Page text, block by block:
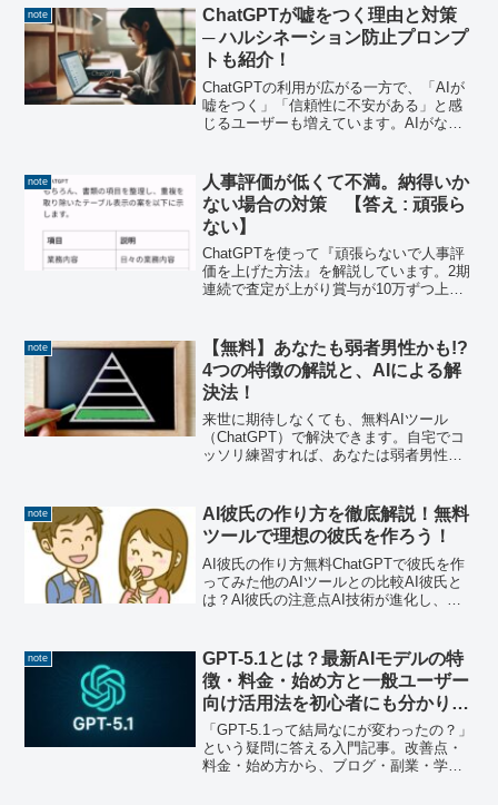
無料のままで楽しめるアプリなので寂し
がりや...
note
ChatGPTが嘘をつく理由と対策
─ ハルシネーション防止プロンプ
トも紹介！
ChatGPTの利用が広がる一方で、「AIが
嘘をつく」「信頼性に不安がある」と感
じるユーザーも増えています。AIがなぜ
ましょう。ChatGPTの情報が正確か不
安……Ch...
note
人事評価が低くて不満。納得いか
ない場合の対策 【答え : 頑張ら
ない】
ChatGPTを使って『頑張らないで人事評
価を上げた方法』を解説しています。2期
連続で査定が上がり賞与が10万ずつ上乗
note
【無料】あなたも弱者男性かも!?
4つの特徴の解説と、AIによる解
決法！
来世に期待しなくても、無料AIツール
（ChatGPT）で解決できます。自宅でコ
ッソリ練習すれば、あなたは弱者男性か
note
AI彼氏の作り方を徹底解説！無料
ツールで理想の彼氏を作ろう！
AI彼氏の作り方無料ChatGPTで彼氏を作
ってみた他のAIツールとの比較AI彼氏と
は？Al彼氏の注意点AI技術が進化し、日
「AI彼氏」です。リアルな恋人を作るの
に抵抗...
note
GPT-5.1とは？最新AIモデルの特
徴・料金・始め方と一般ユーザー
向け活用法を初心者にも分かりや
すく解説
「GPT-5.1って結局なにが変わったの？」
という疑問に答える入門記事。改善点・
料金・始め方から、ブログ・副業・学習